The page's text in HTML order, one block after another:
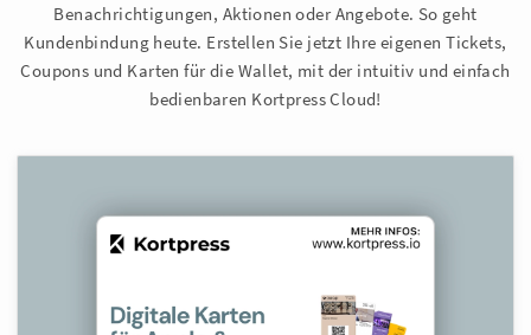
Benachrichtigungen, Aktionen oder Angebote. So geht
Kundenbindung heute. Erstellen Sie jetzt Ihre eigenen Tickets,
Coupons und Karten für die Wallet, mit der intuitiv und einfach
bedienbaren Kortpress Cloud!